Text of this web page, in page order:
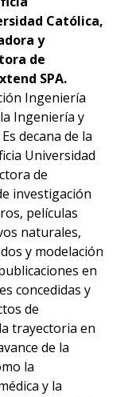
Católica,
y
de
SPA.
Ingeniería
Ingeniería y
decana de la
Universidad
de
investigación
películas
naturales,
y modelación
en
concedidas y
de
trayectoria en
de la
la
y la